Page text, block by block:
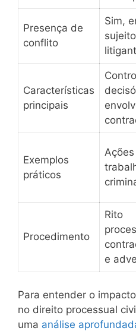
Presença de
conflito
Sim,
Características
principais
Exemplos
práticos
Procedimento
Rito
e
Para entender o
no direito processual
uma análise